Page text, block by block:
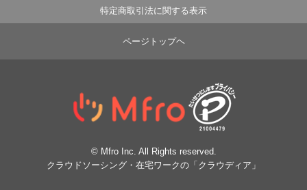
特定商取引法に関する表示
ページトップヘ
© Mfro Inc. All Rights reserved.
クラウドソーシング・在宅ワークの「クラウディア」